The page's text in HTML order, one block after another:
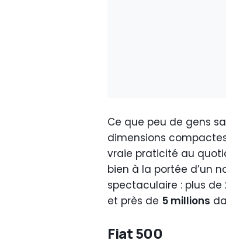
Ce que peu de gens
dimensions
vraie praticité au
bien à la portée d’un
spectaculaire : plus de
et près de 5 millions
Fiat 500